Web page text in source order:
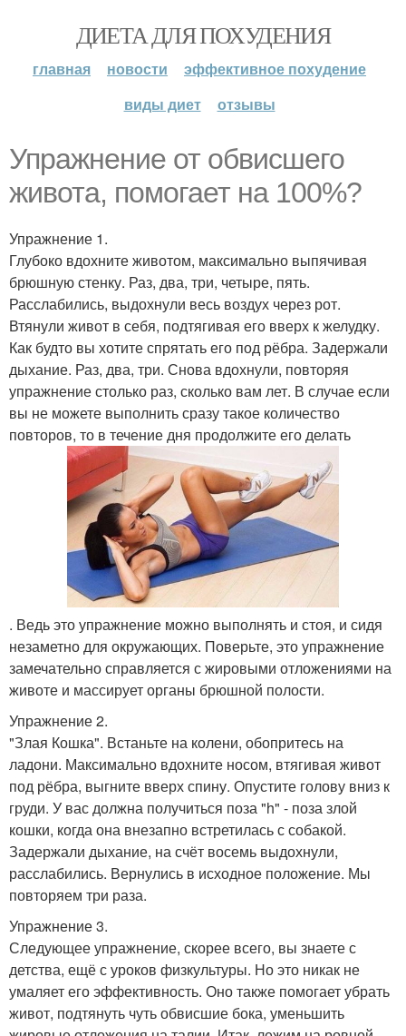
ДИЕТА ДЛЯ ПОХУДЕНИЯ
главная новости
эффективное похудение
виды диет
отзывы
Упражнение от обвисшего
живота, помогает на 100%?
Упражнение 1.
Глубоко вдохните животом, максимально выпячивая
брюшную стенку. Раз, два, три, четыре, пять.
Расслабились, выдохнули весь воздух через рот.
Втянули живот в себя, подтягивая его вверх к желудку.
Как будто вы хотите спрятать его под рёбра. Задержали
дыхание. Раз, два, три. Снова вдохнули, повторяя
упражнение столько раз, сколько вам лет. В случае если
вы не можете выполнить сразу такое количество
повторов, то в течение дня продолжите его делать
. Ведь это упражнение можно выполнять и стоя, и сидя
незаметно для окружающих. Поверьте, это упражнение
замечательно справляется с жировыми отложениями на
животе и массирует органы брюшной полости.
Упражнение 2.
"Злая Кошка". Встаньте на колени, обопритесь на
ладони. Максимально вдохните носом, втягивая живот
под рёбра, выгните вверх спину. Опустите голову вниз к
груди. У вас должна получиться поза "h" - поза злой
кошки, когда она внезапно встретилась с собакой.
Задержали дыхание, на счёт восемь выдохнули,
расслабились. Вернулись в исходное положение. Мы
повторяем три раза.
Упражнение 3.
Следующее упражнение, скорее всего, вы знаете с
детства, ещё с уроков физкультуры. Но это никак не
умаляет его эффективность. Оно также помогает убрать
живот, подтянуть чуть обвисшие бока, уменьшить